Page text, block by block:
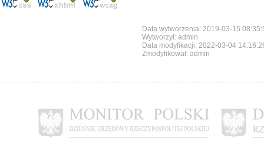
Data wytworzenia: 2019-03-15
Wytworzył: admin
Data modyfikacji: 2022-03-04
Zmodyfikował: admin